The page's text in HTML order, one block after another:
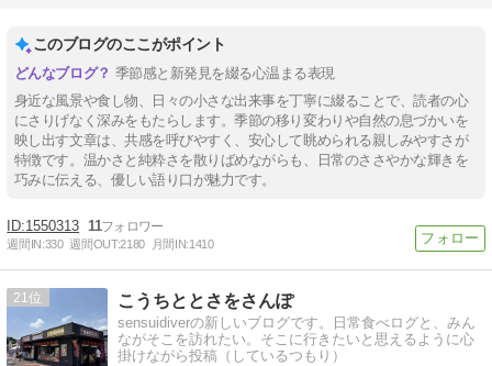
このブログのここがポイント
季節感と新発見を綴る心温まる表現
身近な風景や食し物、日々の小さな出来事を丁寧に綴ることで、読者の心
にさりげなく深みをもたらします。季節の移り変わりや自然の息づかいを
映し出す文章は、共感を呼びやすく、安心して眺められる親しみやすさが
特徴です。温かさと純粋さを散りばめながらも、日常のささやかな輝きを
巧みに伝える、優しい語り口が魅力です。
1550313 11
週間IN:330 週間OUT:2180 月間IN:1410
21 こうちととさをさんぽ
sensuidiverの新しいブログです。日常食べログと、みん
ながそこを訪れたい。そこに行きたいと思えるように心
掛けながら投稿（しているつもり）